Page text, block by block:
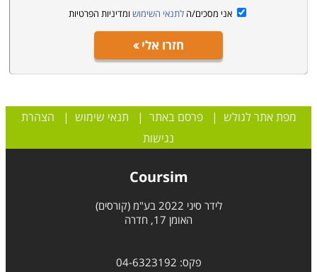
אני מסכים/ה לתנאי השימוש ומדיניות הפרטיות
חזרו אלי
מפת אתר לגולש |פרסם באתר | תנאי שימוש | הצהרת
נגישות
Coursim
לידר סיני 2022 בע"מ (קורסים)
האומן 17, חדרה
פקס: 04-6323192